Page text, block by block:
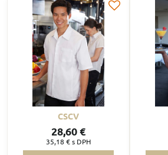
CSCV
28,60 €
35,18 €s DPH